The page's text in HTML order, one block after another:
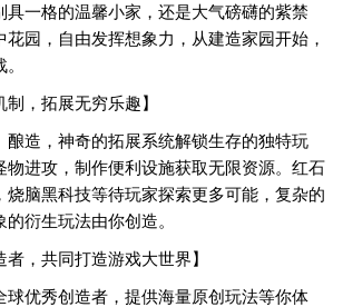
具一格的温馨小家，还是大气磅礴的紫禁
园，自由发挥想象力，从建造家园开始，
制，拓展无穷乐趣】
酿造，神奇的拓展系统解锁生存的独特玩
物进攻，制作便利设施获取无限资源。红石
烧脑黑科技等待玩家探索更多可能，复杂的
衍生玩法由你创造。
者，共同打造游戏大世界】
球优秀创造者，提供海量原创玩法等你体